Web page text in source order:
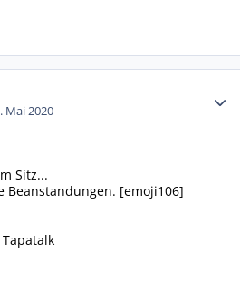
Mai 2020
Sitz...
Beanstandungen. [emoji106]